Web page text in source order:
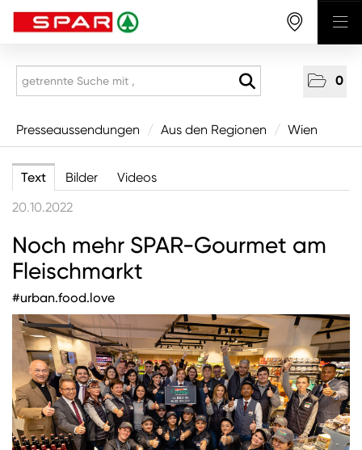
0
Presseaussendungen
Aus den Regionen
Tirol
Salzburg
Oberösterreich
Niederösterreich
Wien
Burgenland
Steiermark
Kärnten
Presseaussendungen / Aus den Regionen / Wien
Text Bilder
Videos
20.10.2022
Noch mehr SPAR-Gourmet am
Fleischmarkt
#urban.food.love